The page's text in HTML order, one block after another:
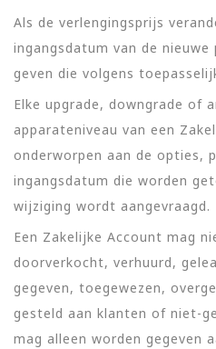
Als de verlengingsprijs
ingangsdatum van de nieuwe
geven die volgens
Elke upgrade, downgrade of
apparateniveau van een
onderworpen aan de opties,
ingangsdatum die worden
wijziging wordt aangevraagd.
Een Zakelijke Account mag
doorverkocht, verhuurd,
gegeven, toegewezen,
gesteld aan klanten of niet-
mag alleen worden gegeven